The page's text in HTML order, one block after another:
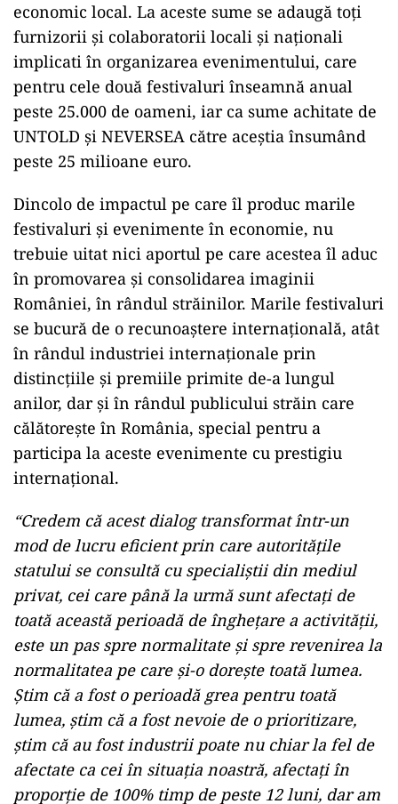
economic local. La aceste sume se adaugă toți
furnizorii și colaboratorii locali și naționali
implicati în organizarea evenimentului, care
pentru cele două festivaluri înseamnă anual
peste 25.000 de oameni, iar ca sume achitate de
UNTOLD și NEVERSEA către aceștia însumând
peste 25 milioane euro.
Dincolo de impactul pe care îl produc marile
festivaluri și evenimente în economie, nu
trebuie uitat nici aportul pe care acestea îl aduc
în promovarea și consolidarea imaginii
României, în rândul străinilor. Marile festivaluri
se bucură de o recunoaștere internațională, atât
în rândul industriei internaționale prin
distincțiile și premiile primite de-a lungul
anilor, dar și în rândul publicului străin care
călătorește în România, special pentru a
participa la aceste evenimente cu prestigiu
internațional.
“Credem că acest dialog transformat într-un
mod de lucru eficient prin care autoritățile
statului se consultă cu specialiștii din mediul
privat, cei care până la urmă sunt afectați de
toată această perioadă de înghețare a activității,
este un pas spre normalitate și spre revenirea la
normalitatea pe care și-o dorește toată lumea.
Știm că a fost o perioadă grea pentru toată
lumea, știm că a fost nevoie de o prioritizare,
știm că au fost industrii poate nu chiar la fel de
afectate ca cei în situația noastră, afectați în
proporție de 100% timp de peste 12 luni, dar am